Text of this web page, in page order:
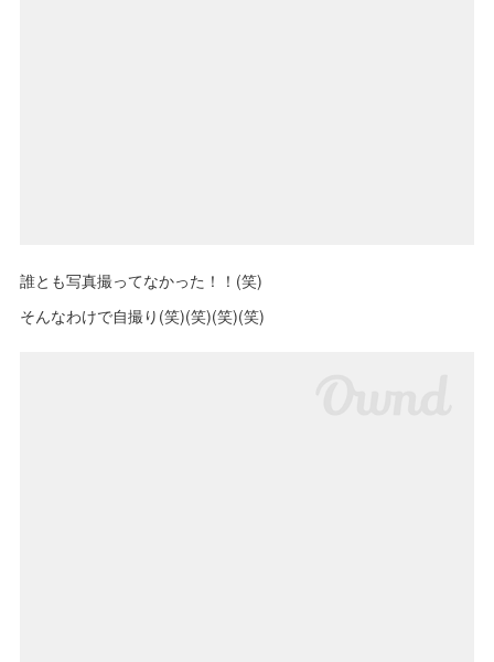
誰とも写真撮ってなかった！！(笑)
そんなわけで自撮り(笑)(笑)(笑)(笑)